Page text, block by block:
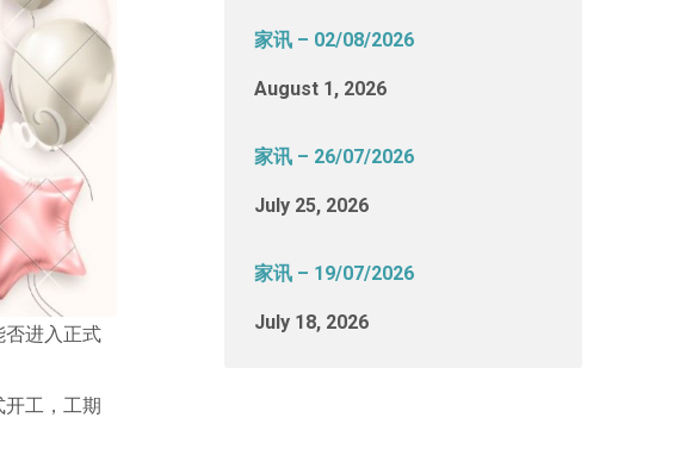
否进入正式
工，工期
家讯 – 02/08/2026
August 1, 2026
家讯 – 26/07/2026
July 25, 2026
家讯 – 19/07/2026
July 18, 2026